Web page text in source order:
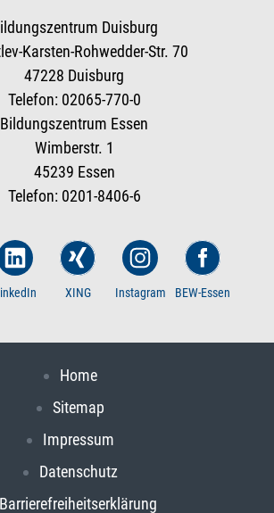
Duisburg
Karsten-Rohwedder-Str. 70
47228 Duisburg
Telefon: 02065-770-0
Bildungszentrum Essen
Wimberstr. 1
45239 Essen
Telefon: 0201-8406-6
XING Instagram BEW-Essen
Home
Sitemap
Impressum
Datenschutz
Barrierefreiheitserklärung